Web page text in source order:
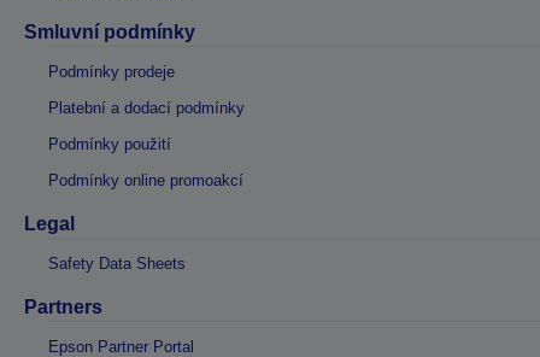
Smluvní podmínky
Podmínky prodeje
Platební a dodací podmínky
Podmínky použití
Podmínky online promoakcí
Legal
Safety Data Sheets
Partners
Epson Partner Portal